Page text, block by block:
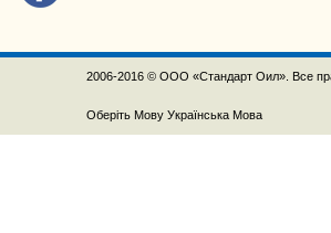
2006-2016 © ООО «Стандарт Оил». Все
Оберіть Мову Українська Мова